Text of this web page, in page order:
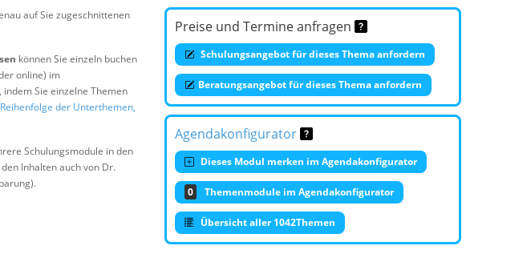
auf Sie zugeschnittenen
können Sie einzeln buchen
online) im
, indem Sie einzelne Themen
der Unterthemen,
Schulungsmodule in den
Inhalten auch von Dr.
Preise und Termine anfragen
Schulungsangebot für dieses Thema anfordern
Beratungsangebot für dieses Thema anfordern
Agendakonfigurator
Dieses Modul merken im Agendakonfigurator
0 Themenmodule im Agendakonfigurator
Übersicht aller 1042Themen